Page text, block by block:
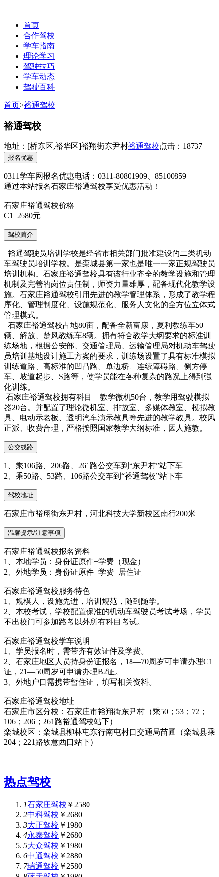
首页
合作驾校
学车指南
理论学习
驾驶技巧
学车动态
驾驶百科
首页>裕通驾校
裕通驾校
地址： [桥东区,裕华区]裕翔街东尹村裕通驾校点击：18737
报名优惠
0311学车网报名优惠电话：0311-80801909、85100859
通过本站报名石家庄裕通驾校享受优惠活动！
石家庄裕通驾校价格
C1 2680元
驾校简介
裕通驾驶员培训学校是经省市相关部门批准建设的二类机动
车驾驶员培训学校。是栾城县第一家也是唯一一家正规驾驶员
培训机构。石家庄裕通驾校具有该行业齐全的教学设施和管理
机制及完善的岗位责任制，师资力量雄厚，配备现代化教学设
施。 石家庄裕通驾校引用先进的教学管理体系，形成了教学程
序化、管理制度化、设施规范化、服务人文化的全方位立体式
管理模式。
石家庄裕通驾校占地80亩，配备全新富康，夏利教练车50
辆、解放、楚风教练车8辆。拥有符合教学大纲要求的标准训
练场地，根据公安部、交通管理局、运输管理局对机动车驾驶
员培训基地设计施工方案的要求，训练场设置了具有标准模拟
训练道路、高标准的凹凸路、单边桥、连续障碍路、侧方停
车、坡道起步、S路等，使学员能在各种复杂的路况上得到强
化训练。
石家庄裕通驾校拥有科目—教学微机50台，教学用驾驶模拟
器20台。并配置了理论微机室、排故室、多媒体教室、模拟教
具、电动示老板、透明汽车演示教具等先进的教学教具。校风
正派、收费合理，严格按照国家教学大纲标准，因人施教。
公交线路
1、乘106路、206路、261路公交车到“东尹村”站下车
2、乘50路、53路、106路公交车到“裕通驾校”站下车
驾校地址
石家庄市裕翔街东尹村，河北科技大学新校区南行200米
温馨提示/注意事项
石家庄裕通驾校报名资料
1、本地学员：身份证原件+学费（现金）
2、外地学员：身份证原件+学费+居住证
石家庄裕通驾校服务特色
1、规模大，设施先进，培训规范，随到随学。
2、本校考试，学校配置保准的机动车驾驶员考试考场，学员
不出校门可参加路考以外所有科目考试。
石家庄裕通驾校学车说明
1、学员报名时，需带齐有效证件及学费。
2、石家庄地区人员持身份证报名，18—70周岁可申请办理C1
证，21—50周岁可申请办理B2证。
3、外地户口需携带暂住证，填写相关资料。
石家庄裕通驾校地址
石家庄市区分校：石家庄市裕翔街东尹村（乘50；53；72；
106；206；261路裕通驾校站下）
栾城校区：栾城县柳林屯东行南屯村口交通局苗圃（栾城县乘
204；221路故意西口站下）
热点驾校
1石家庄驾校 ￥2580
2中科驾校 ￥2680
3大正驾校 ￥1980
4永泰驾校 ￥2680
5大众驾校 ￥1980
6中通驾校 ￥2880
7瑞通驾校 ￥2580